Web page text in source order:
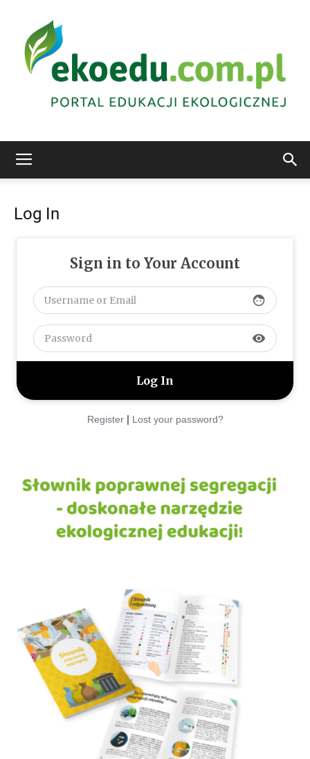
Log In
Sign in to Your Account
face
visibility
Register| Lost your password?